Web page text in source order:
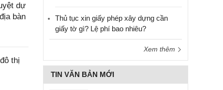
dự
bàn
thị
Thủ tục xin giấy phép xây dựng cần
giấy tờ gì? Lệ phí bao nhiêu?
Xem thêm
TIN VĂN BẢN MỚI